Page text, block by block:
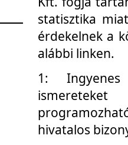
statisztika
érdekelnek a
alábbi linken.
1: Ingyenes
hivatalos